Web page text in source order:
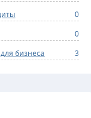
0
0
бизнеса
3